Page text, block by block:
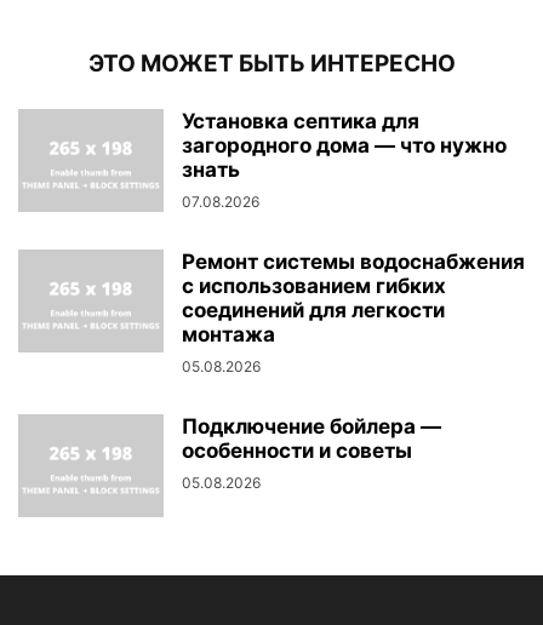
ЭТО МОЖЕТ БЫТЬ ИНТЕРЕСНО
Установка септика для
загородного дома — что нужно
знать
07.08.2026
Ремонт системы водоснабжения
с использованием гибких
соединений для легкости
монтажа
05.08.2026
Подключение бойлера —
особенности и советы
05.08.2026